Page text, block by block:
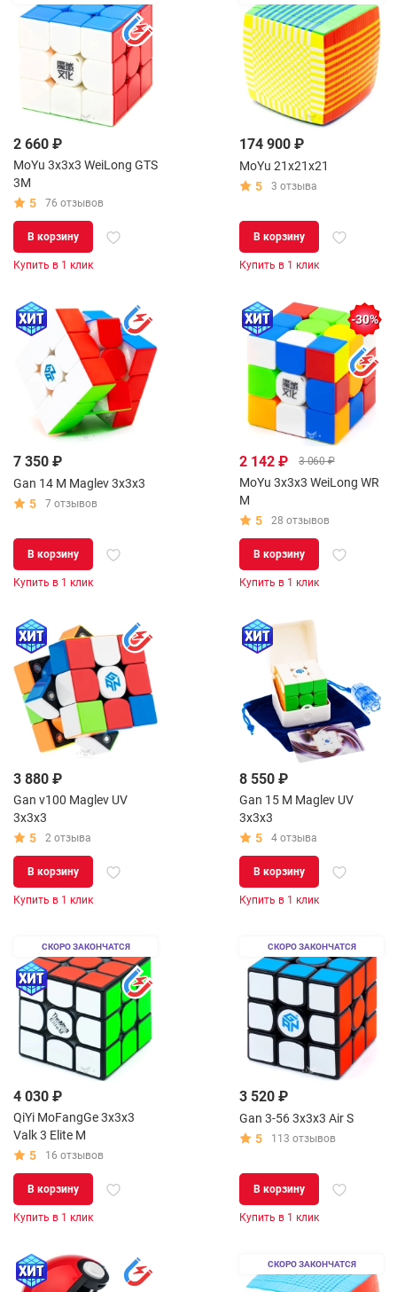
2 660 ₽
MoYu 3x3x3 WeiLong GTS
3M
5
76 отзывов
В корзину
Купить в 1 клик
174 900 ₽
MoYu 21x21x21
5
3 отзыва
В корзину
Купить в 1 клик
7 350 ₽
Gan 14 M Maglev 3x3x3
5
7 отзывов
В корзину
Купить в 1 клик
-30%
2 142 ₽ 3 060 ₽
MoYu 3x3x3 WeiLong WR
M
5
28 отзывов
В корзину
Купить в 1 клик
3 880 ₽
Gan v100 Maglev UV
3x3x3
5
2 отзыва
В корзину
Купить в 1 клик
8 550 ₽
Gan 15 M Maglev UV
3x3x3
5
4 отзыва
В корзину
Купить в 1 клик
СКОРО ЗАКОНЧАТСЯ
4 030 ₽
QiYi MoFangGe 3x3x3
Valk 3 Elite M
5
16 отзывов
В корзину
Купить в 1 клик
СКОРО ЗАКОНЧАТСЯ
3 520 ₽
Gan 3-56 3x3x3 Air S
5
113 отзывов
В корзину
Купить в 1 клик
СКОРО ЗАКОНЧАТСЯ